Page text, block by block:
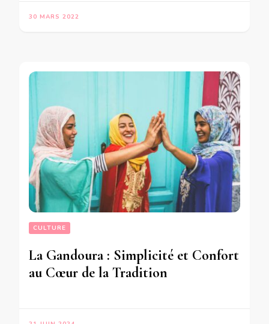
30 MARS 2022
CULTURE
La Gandoura : Simplicité et Confort
au Cœur de la Tradition